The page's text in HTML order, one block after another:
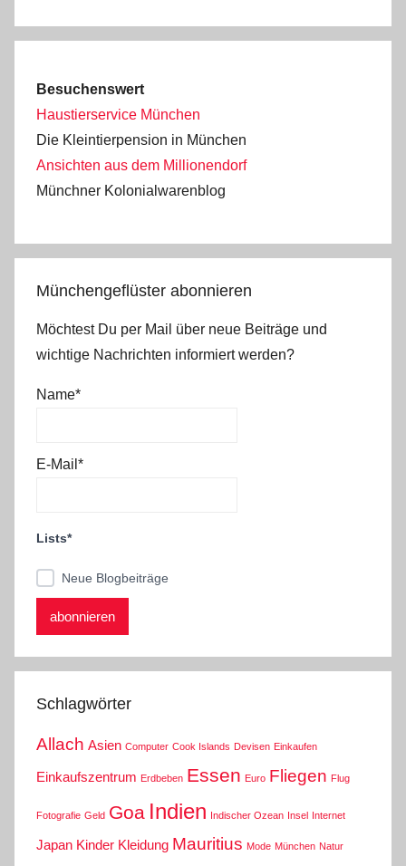
Besuchenswert
Haustierservice München
Die Kleintierpension in München
Ansichten aus dem Millionendorf
Münchner Kolonialwarenblog
Münchengeflüster abonnieren
Möchtest Du per Mail über neue Beiträge und
wichtige Nachrichten informiert werden?
Name*
E-Mail*
Lists*
Neue Blogbeiträge
Schlagwörter
Allach Asien Computer Cook Islands Devisen Einkaufen
Einkaufszentrum Erdbeben Essen Euro Fliegen Flug
Fotografie Geld Goa Indien Indischer Ozean Insel Internet
Japan Kinder Kleidung Mauritius Mode München Natur